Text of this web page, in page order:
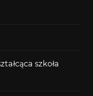
szkoła